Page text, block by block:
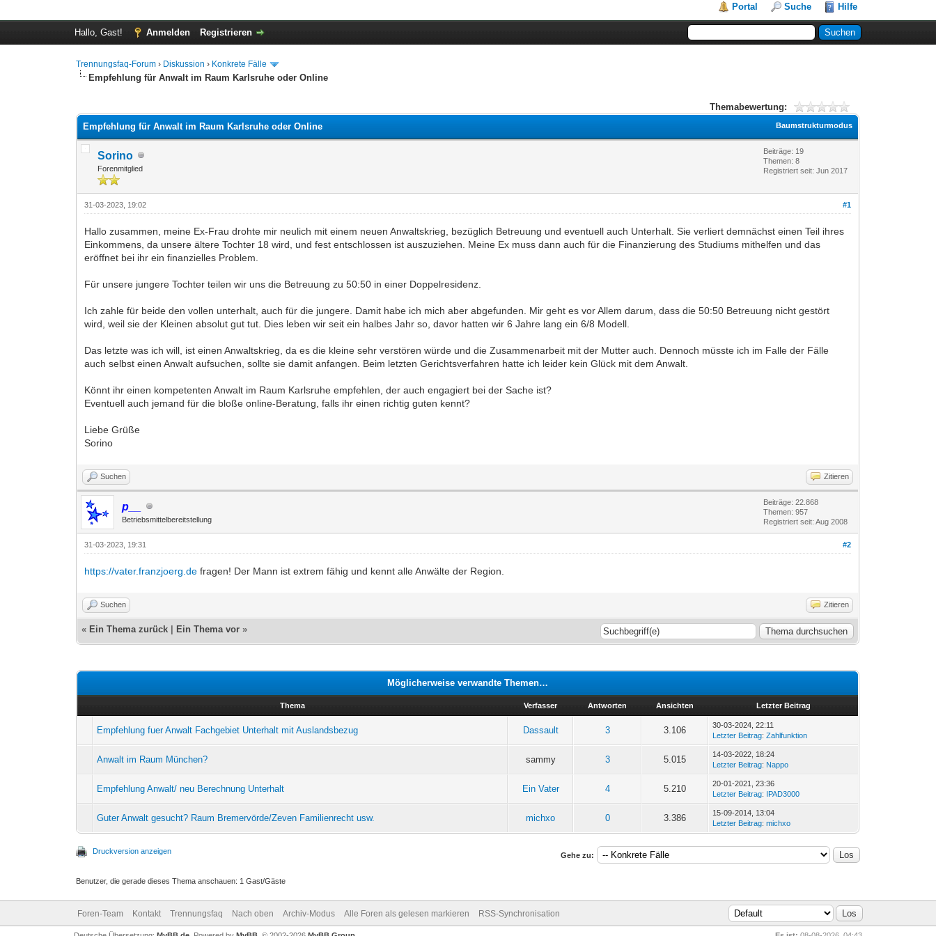
Portal Suche Hilfe
Hallo, Gast! Anmelden Registrieren
Trennungsfaq-Forum › Diskussion › Konkrete Fälle
Empfehlung für Anwalt im Raum Karlsruhe oder Online
Themabewertung:
Baumstrukturmodus
Empfehlung für Anwalt im Raum Karlsruhe oder Online
Sorino
Forenmitglied
Beiträge: 19
Themen: 8
Registriert seit: Jun 2017
#1
31-03-2023, 19:02
Hallo zusammen, meine Ex-Frau drohte mir neulich mit einem neuen Anwaltskrieg, bezüglich Betreuung und eventuell auch Unterhalt. Sie verliert demnächst einen Teil ihres
Einkommens, da unsere ältere Tochter 18 wird, und fest entschlossen ist auszuziehen. Meine Ex muss dann auch für die Finanzierung des Studiums mithelfen und das
eröffnet bei ihr ein finanzielles Problem.
Für unsere jungere Tochter teilen wir uns die Betreuung zu 50:50 in einer Doppelresidenz.
Ich zahle für beide den vollen unterhalt, auch für die jungere. Damit habe ich mich aber abgefunden. Mir geht es vor Allem darum, dass die 50:50 Betreuung nicht gestört
wird, weil sie der Kleinen absolut gut tut. Dies leben wir seit ein halbes Jahr so, davor hatten wir 6 Jahre lang ein 6/8 Modell.
Das letzte was ich will, ist einen Anwaltskrieg, da es die kleine sehr verstören würde und die Zusammenarbeit mit der Mutter auch. Dennoch müsste ich im Falle der Fälle
auch selbst einen Anwalt aufsuchen, sollte sie damit anfangen. Beim letzten Gerichtsverfahren hatte ich leider kein Glück mit dem Anwalt.
Könnt ihr einen kompetenten Anwalt im Raum Karlsruhe empfehlen, der auch engagiert bei der Sache ist?
Eventuell auch jemand für die bloße online-Beratung, falls ihr einen richtig guten kennt?
Liebe Grüße
Sorino
Suchen Zitieren
p__
Betriebsmittelbereitstellung
Beiträge: 22.868
Themen: 957
Registriert seit: Aug 2008
#2
31-03-2023, 19:31
https://vater.franzjoerg.de fragen! Der Mann ist extrem fähig und kennt alle Anwälte der Region.
Suchen Zitieren
« Ein Thema zurück Ein Thema vor »
Möglicherweise verwandte Themen…
Thema Verfasser Antworten Ansichten Letzter Beitrag
Empfehlung fuer Anwalt Fachgebiet Unterhalt mit Auslandsbezug Dassault 3 3.106
30-03-2024, 22:11
Letzter Beitrag:Zahlfunktion
Anwalt im Raum München? sammy 3 5.015
14-03-2022, 18:24
Letzter Beitrag: Nappo
Empfehlung Anwalt/ neu Berechnung Unterhalt Ein Vater 4 5.210
20-01-2021, 23:36
Letzter Beitrag: IPAD3000
Guter Anwalt gesucht? Raum Bremervörde/Zeven Familienrecht usw. michxo 0 3.386
15-09-2014, 13:04
Letzter Beitrag:michxo
Druckversion anzeigen Gehe zu:
Benutzer, die gerade dieses Thema anschauen: 1 Gast/Gäste
Foren-Team Kontakt Trennungsfaq Nach oben Archiv-Modus Alle Foren als gelesen markieren RSS-Synchronisation